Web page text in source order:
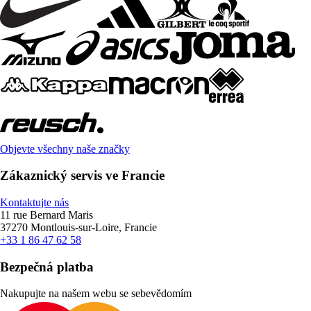
Objevte všechny naše značky
Zákaznický servis ve Francie
Kontaktujte nás
11 rue Bernard Maris
37270 Montlouis-sur-Loire, Francie
+33 1 86 47 62 58
Bezpečná platba
Nakupujte na našem webu se sebevědomím